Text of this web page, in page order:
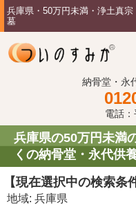
兵庫県・50万円未満・浄土真
墓
納骨堂・永
電話
兵庫県の50万円未満
くの納骨堂・永代供
【現在選択中の検索条
地域: 兵庫県